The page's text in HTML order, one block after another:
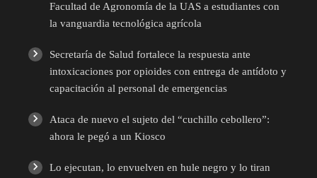
Facultad de Agronomía de la UAS a estudiantes con
la vanguardia tecnológica agrícola
Secretaría de Salud fortalece la respuesta ante
intoxicaciones por opioides con entrega de antídoto y
capacitación al personal de emergencias
Ataca de nuevo el sujeto del “cuchillo cebollero”:
ahora le pegó a un Kiosco
Lo ejecutan, lo envuelven en hule negro y lo tiran